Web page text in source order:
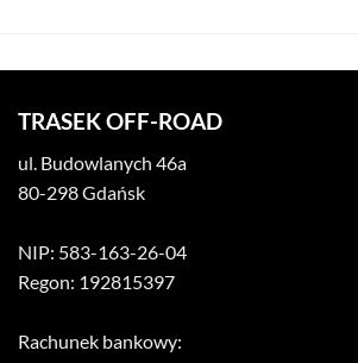
TRASEK OFF-ROAD
ul. Budowlanych 46a
80-298 Gdańsk
NIP: 583-163-26-04
Regon: 192815397
Rachunek bankowy: